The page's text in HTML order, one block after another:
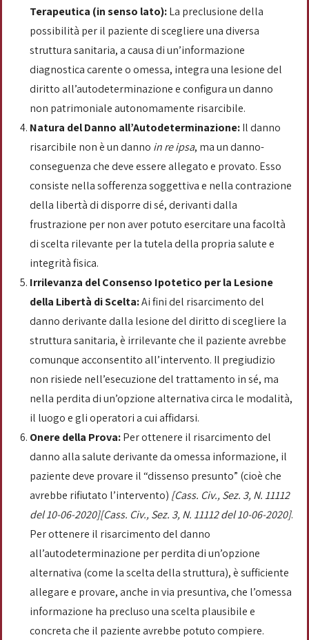
Terapeutica (in senso lato):La preclusione della
possibilità per il paziente di scegliere una diversa
struttura sanitaria, a causa di un’informazione
diagnostica carente o omessa, integra una lesione del
diritto all’autodeterminazione e configura un danno
non patrimoniale autonomamente risarcibile.
Natura del Danno all’Autodeterminazione:Il danno
risarcibile non è un danno in re ipsa, ma un danno-
conseguenza che deve essere allegato e provato. Esso
consiste nella sofferenza soggettiva e nella contrazione
della libertà di disporre di sé, derivanti dalla
frustrazione per non aver potuto esercitare una facoltà
di scelta rilevante per la tutela della propria salute e
integrità fisica.
Irrilevanza del Consenso Ipotetico per la Lesione
della Libertà di Scelta:Ai fini del risarcimento del
danno derivante dalla lesione del diritto di scegliere la
struttura sanitaria, è irrilevante che il paziente avrebbe
comunque acconsentito all’intervento. Il pregiudizio
non risiede nell’esecuzione del trattamento in sé, ma
nella perdita di un’opzione alternativa circa le modalità,
il luogo e gli operatori a cui affidarsi.
Onere della Prova:Per ottenere il risarcimento del
danno alla salute derivante da omessa informazione, il
paziente deve provare il “dissenso presunto” (cioè che
avrebbe rifiutato l’intervento) [Cass. Civ., Sez. 3, N. 11112
del 10-06-2020][Cass. Civ., Sez. 3, N. 11112 del 10-06-2020].
Per ottenere il risarcimento del danno
all’autodeterminazione per perdita di un’opzione
alternativa (come la scelta della struttura), è sufficiente
allegare e provare, anche in via presuntiva, che l’omessa
informazione ha precluso una scelta plausibile e
concreta che il paziente avrebbe potuto compiere.